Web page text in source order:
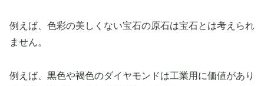
例えば、色彩の美しくない宝石の原石は宝石とは考えられ
ません。
例えば、黒色や褐色のダイヤモンドは工業用に価値があり